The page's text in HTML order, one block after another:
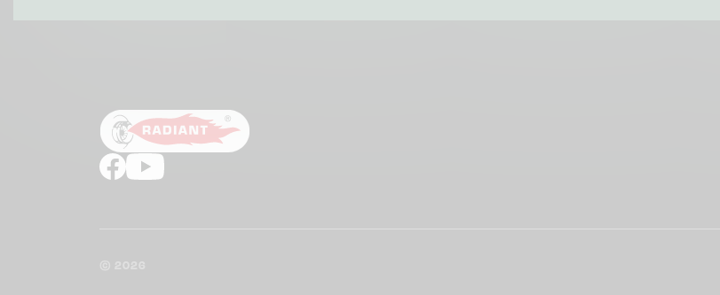
PATIČKA
1